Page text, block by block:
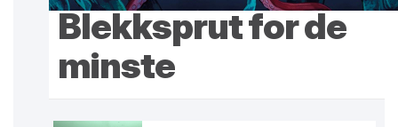
Blekksprut for de
minste